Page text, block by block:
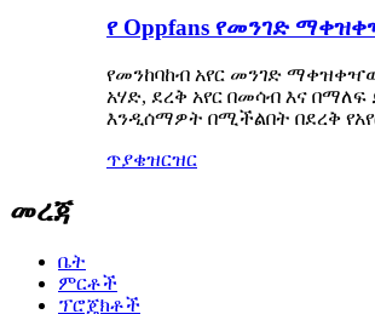
የ Oppfans የመንገድ
የመንከባከብ አየር መንገድ
አሃድ, ደረቅ አየር በመሳብ እና
እንዲሰማዎት በሚችልበት በደረቅ
ጥያቄዝርዝር
መረጃ
ቤት
ምርቶች
ፕሮጄክቶች